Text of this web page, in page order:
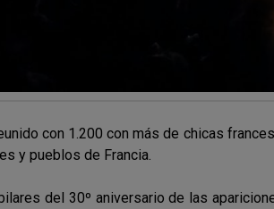
con 1.200 con más de chicas
y pueblos de Francia.
del 30º aniversario de las